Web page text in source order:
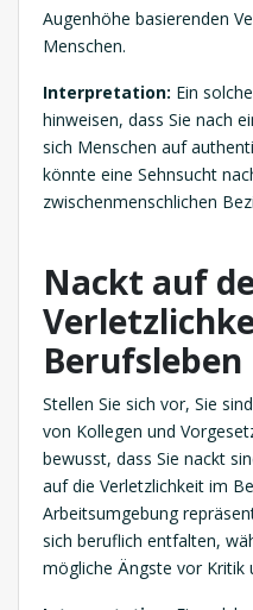
Augenhöhe basierenden
Menschen.
Interpretation: Ein
hinweisen, dass Sie nach
sich Menschen auf
könnte eine Sehnsucht
zwischenmenschlichen
Nackt auf
Berufsleben
Stellen Sie sich vor, Sie
von Kollegen und
bewusst, dass Sie nackt
auf die Verletzlichkeit im
Arbeitsumgebung
sich beruflich entfalten,
mögliche Ängste vor Kritik